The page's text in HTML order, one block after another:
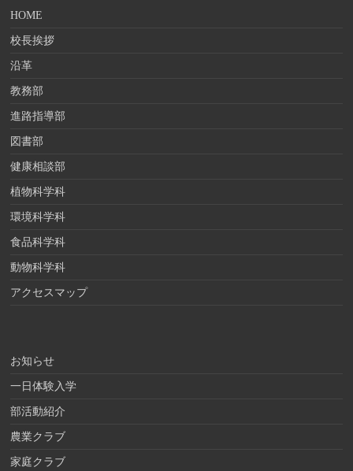
HOME
校長挨拶
沿革
教務部
進路指導部
図書部
健康相談部
植物科学科
環境科学科
食品科学科
動物科学科
アクセスマップ
お知らせ
一日体験入学
部活動紹介
農業クラブ
家庭クラブ